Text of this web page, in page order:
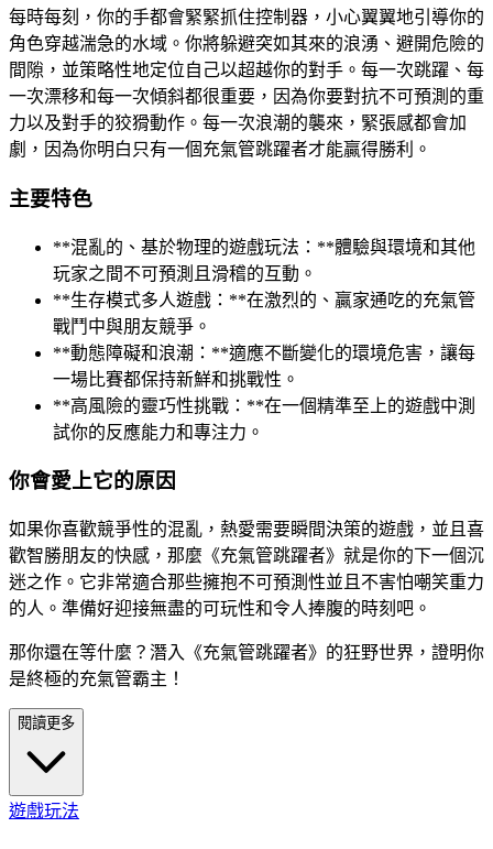
每時每刻，你的手都會緊緊抓住控制器，小心翼翼地引導你的
角色穿越湍急的水域。你將躲避突如其來的浪湧、避開危險的
間隙，並策略性地定位自己以超越你的對手。每一次跳躍、每
一次漂移和每一次傾斜都很重要，因為你要對抗不可預測的重
力以及對手的狡猾動作。每一次浪潮的襲來，緊張感都會加
劇，因為你明白只有一個充氣管跳躍者才能贏得勝利。
主要特色
**混亂的、基於物理的遊戲玩法：**體驗與環境和其他
玩家之間不可預測且滑稽的互動。
**生存模式多人遊戲：**在激烈的、贏家通吃的充氣管
戰鬥中與朋友競爭。
**動態障礙和浪潮：**適應不斷變化的環境危害，讓每
一場比賽都保持新鮮和挑戰性。
**高風險的靈巧性挑戰：**在一個精準至上的遊戲中測
試你的反應能力和專注力。
你會愛上它的原因
如果你喜歡競爭性的混亂，熱愛需要瞬間決策的遊戲，並且喜
歡智勝朋友的快感，那麼《充氣管跳躍者》就是你的下一個沉
迷之作。它非常適合那些擁抱不可預測性並且不害怕嘲笑重力
的人。準備好迎接無盡的可玩性和令人捧腹的時刻吧。
那你還在等什麼？潛入《充氣管跳躍者》的狂野世界，證明你
是終極的充氣管霸主！
閱讀更多
遊戲玩法